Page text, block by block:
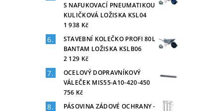
S NAFUKOVACÍ PNEUMATIKOU
KULIČKOVÁ LOŽISKA KSL04
1 938 Kč
STAVEBNÍ KOLEČKO PROFI 80L
BANTAM LOŽISKA KSLB06
2 129 Kč
OCELOVÝ DOPRAVNÍKOVÝ
VÁLEČEK MIS55-A10-420-450
756 Kč
PÁSOVINA ZÁDOVÉ OCHRANY -